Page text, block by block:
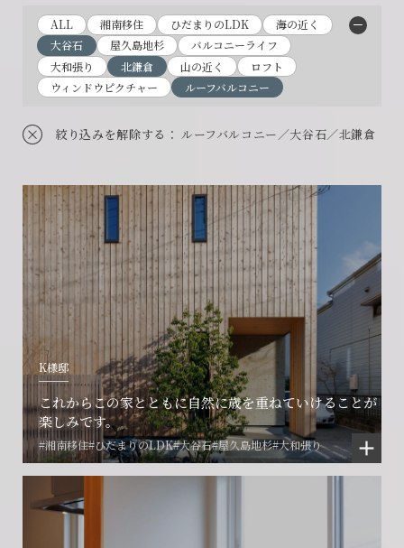
ALL 湘南移住 ひだまりのLDK
海の近く
大谷石
屋久島地杉
バルコニーライフ
大和張り
北鎌倉 山の近く
ロフト
ウィンドウピクチャー
ルーフバルコニー
絞り込みを解除する ： ルーフバルコニー／大谷石／北鎌倉
K様邸
これからこの家とともに自然に歳を重ねていけることが
楽しみです。
#湘南移住#ひだまりのLDK#大谷石#屋久島地杉#大和張り